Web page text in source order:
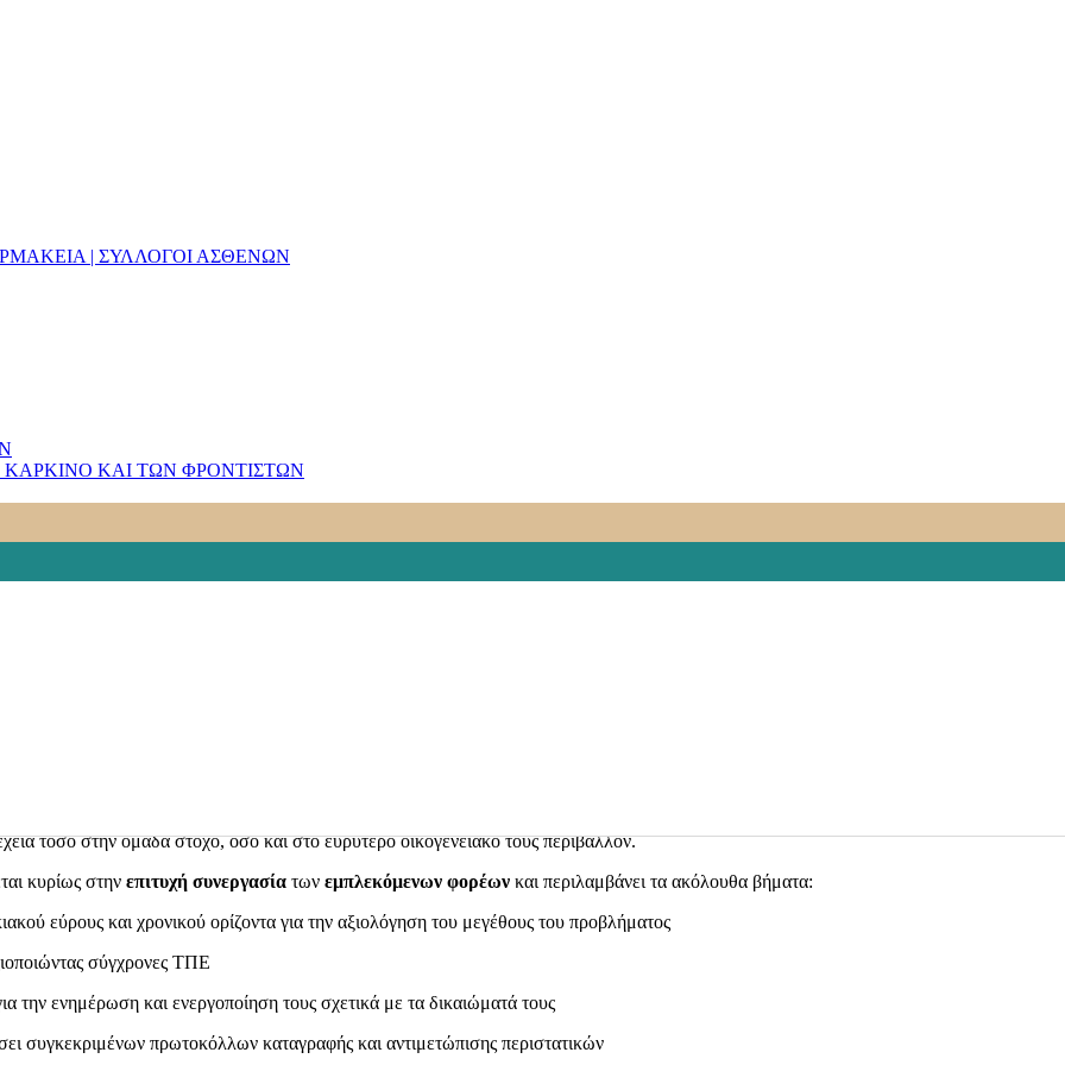
| ΣΥΛΛΟΓΟΙ ΑΣΘΕΝΩΝ
ΚΑΙ ΤΩΝ ΦΡΟΝΤΙΣΤΩΝ
ιδρύθηκε το Μάρτιο του 2020.
λειτουργούν για αυτό το σκοπό.
διασύνδεση με εθνικούς και τοπικούς φορείς και άλλες ΜΚΟ, στη δημιουργία πληροφοριακού υλικού, πρωτοκόλλων αντιμετώπισης
τους.
τόσο στην ομάδα στόχο, όσο και στο ευρύτερο οικογενειακό τους περιβάλλον.
κυρίως στην επιτυχή συνεργασία των εμπλεκόμενων φορέων και περιλαμβάνει τα ακόλουθα βήματα:
εύρους και χρονικού ορίζοντα για την αξιολόγηση του μεγέθους του προβλήματος
σύγχρονες ΤΠΕ
την ενημέρωση και ενεργοποίηση τους σχετικά με τα δικαιώματά τους
συγκεκριμένων πρωτοκόλλων καταγραφής και αντιμετώπισης περιστατικών